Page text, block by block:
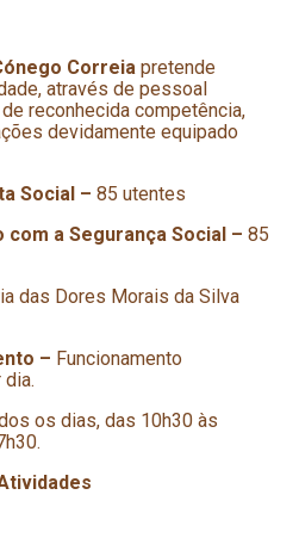
Correia pretende
através de pessoal
reconhecida competência,
devidamente equipado
Social – 85 utentes
a Segurança Social – 85
das Dores Morais da Silva
– Funcionamento
os dias, das 10h30 às